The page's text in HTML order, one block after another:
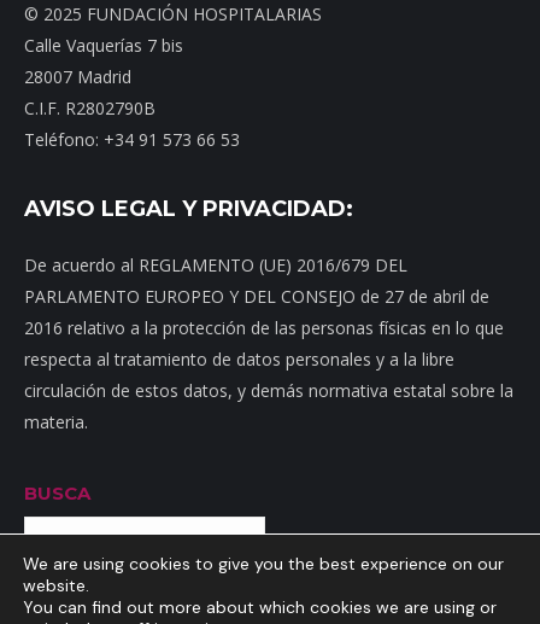
© 2025 FUNDACIÓN HOSPITALARIAS
Calle Vaquerías 7 bis
28007 Madrid
C.I.F. R2802790B
Teléfono: +34 91 573 66 53
AVISO LEGAL Y PRIVACIDAD:
De acuerdo al REGLAMENTO (UE) 2016/679 DEL
PARLAMENTO EUROPEO Y DEL CONSEJO de 27 de abril de
2016 relativo a la protección de las personas físicas en lo que
respecta al tratamiento de datos personales y a la libre
circulación de estos datos, y demás normativa estatal sobre la
materia.
BUSCA
Buscar
We are using cookies to give you the best experience on our
website.
You can find out more about which cookies we are using or